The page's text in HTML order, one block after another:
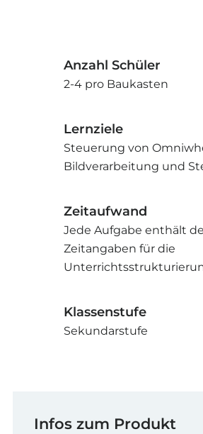
Anzahl Schüler
2-4 pro Baukasten
Lernziele
Steuerung von
Bildverarbeitung und
Zeitaufwand
Jede Aufgabe enthält
Zeitangaben für die
Klassenstufe
Sekundarstufe
Infos zum Produkt